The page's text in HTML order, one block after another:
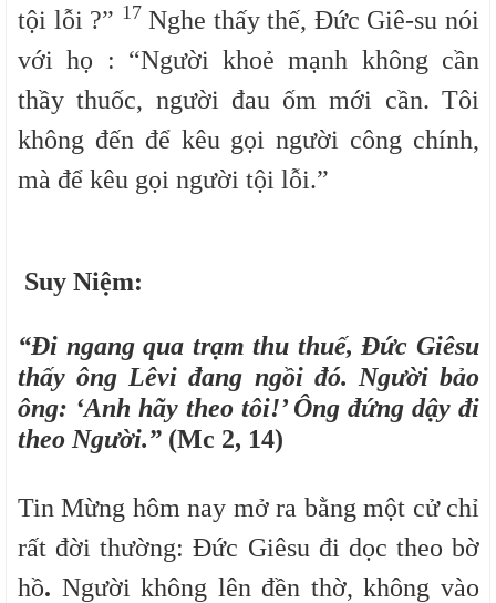
tội lỗi ?” 17 Nghe thấy thế, Đức Giê-su nói
với họ : “Người khoẻ mạnh không cần
thầy thuốc, người đau ốm mới cần. Tôi
không đến để kêu gọi người công chính,
mà để kêu gọi người tội lỗi.”
Suy Niệm:
“Đi ngang qua trạm thu thuế, Đức Giêsu
thấy ông Lêvi đang ngồi đó. Người bảo
ông: ‘Anh hãy theo tôi!’ Ông đứng dậy đi
theo Người.” (Mc 2, 14)
Tin Mừng hôm nay mở ra bằng một cử chỉ
rất đời thường:Đức Giêsu đi dọc theo bờ
hồ. Người không lên đền thờ, không vào